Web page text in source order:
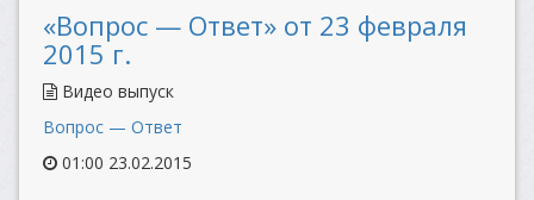
«Вопрос — Ответ» от 23 февраля
2015 г.
Видео выпуск
Вопрос — Ответ
01:00 23.02.2015